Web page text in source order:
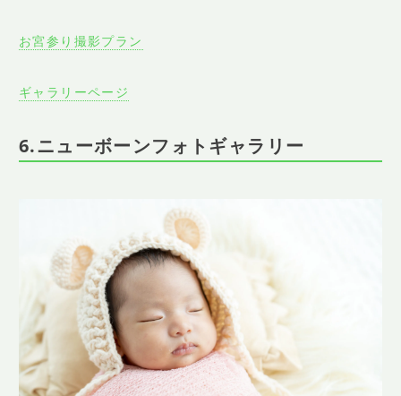
お宮参り撮影プラン
ギャラリーページ
6.ニューボーンフォトギャラリー